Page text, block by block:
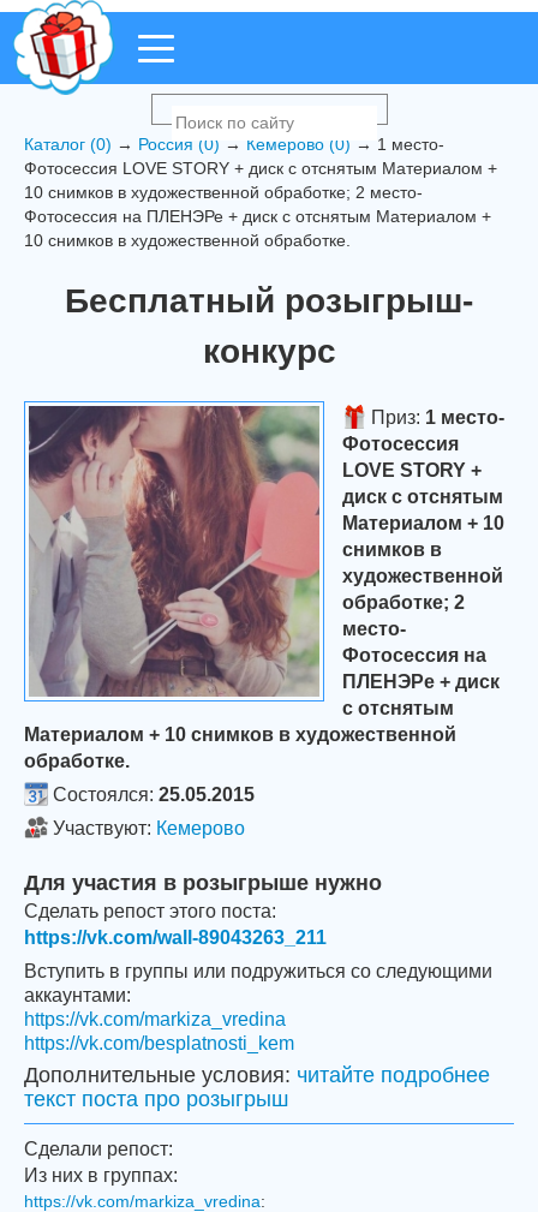
Каталог (0) → Россия (0) → Кемерово (0) → 1 место-
Фотосессия LOVE STORY + диск с отснятым Материалом +
10 снимков в художественной обработке; 2 место-
Фотосессия на ПЛЕНЭРе + диск с отснятым Материалом +
10 снимков в художественной обработке.
Бесплатный розыгрыш-
конкурс
Приз: 1 место-
Фотосессия
LOVE STORY +
диск с отснятым
Материалом + 10
снимков в
художественной
обработке; 2
место-
Фотосессия на
ПЛЕНЭРе + диск
с отснятым
Материалом + 10 снимков в художественной
обработке.
Состоялся: 25.05.2015
Участвуют: Кемерово
Для участия в розыгрыше нужно
Сделать репост этого поста:
https://vk.com/wall-89043263_211
Вступить в группы или подружиться со следующими
аккаунтами:
https://vk.com/markiza_vredina
https://vk.com/besplatnosti_kem
Дополнительные условия: читайте подробнее
текст поста про розыгрыш
Сделали репост:
Из них в группах:
https://vk.com/markiza_vredina: